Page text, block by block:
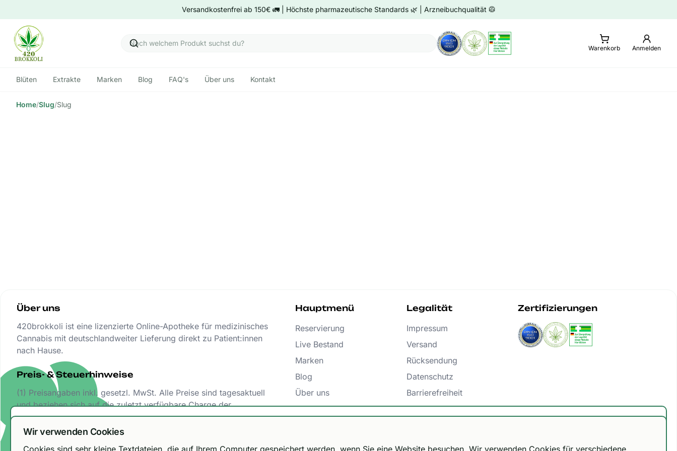
Versandkostenfrei ab 150€ 🚛 | Höchste pharmazeutische Standards 🌿 | Arzneibuchqualität 🥼
Warenkorb Anmelden
Blüten Extrakte Marken Blog FAQ's Über uns Kontakt
Home/Slug/Slug
Über uns
420brokkoli ist eine lizenzierte Online-Apotheke für medizinisches
Cannabis mit deutschlandweiter Lieferung direkt zu Patient:innen
nach Hause.
Preis- & Steuerhinweise
(1) Preisangaben inkl. gesetzl. MwSt. Alle Preise sind tagesaktuell
und beziehen sich auf die zuletzt verfügbare Charge der
entsprechenden Sorte bei unveränderter Abgabe.
Hauptmenü
Reservierung
Live Bestand
Marken
Blog
Über uns
FAQs
Legalität
Impressum
Versand
Rücksendung
Datenschutz
Barrierefreiheit
AGB
Zertifizierungen
Wir verwenden Cookies
Cookies sind sehr kleine Textdateien, die auf Ihrem Computer gespeichert werden, wenn Sie eine Website besuchen. Wir verwenden Cookies für verschiedene